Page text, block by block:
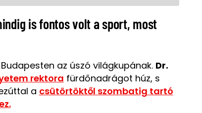
is fontos volt a sport, most
az úszó világkupának. Dr.
rektora fürdőnadrágot húz, s
a csütörtöktől szombatig tartó